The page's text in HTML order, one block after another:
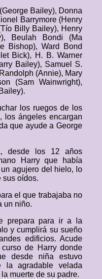
Bailey), Donna
Barrymore (Henry
Billy Bailey), Henry
Beulah Bondi (Ma
Bishop), Ward Bond
Bick), H. B. Warner
Bailey), Samuel S.
(Annie), Mary
(Sam Wainwright),
los ruegos de los
los ángeles encargan
que ayude a George
desde los 12 años
Harry que había
agujero del hielo, lo
sus oídos.
el que trabajaba no
un niño.
prepara para ir a la
y cumplirá su sueño
edificios. Acude
de Harry donde
desde niña estuvo
la agradable velada
muerte de su padre.